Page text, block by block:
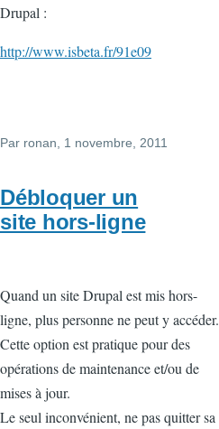
Drupal :
http://www.isbeta.fr/91e09
Par ronan, 1 novembre, 2011
Débloquer un
site hors-ligne
Quand un site Drupal est mis hors-
ligne, plus personne ne peut y accéder.
Cette option est pratique pour des
opérations de maintenance et/ou de
mises à jour.
Le seul inconvénient, ne pas quitter sa